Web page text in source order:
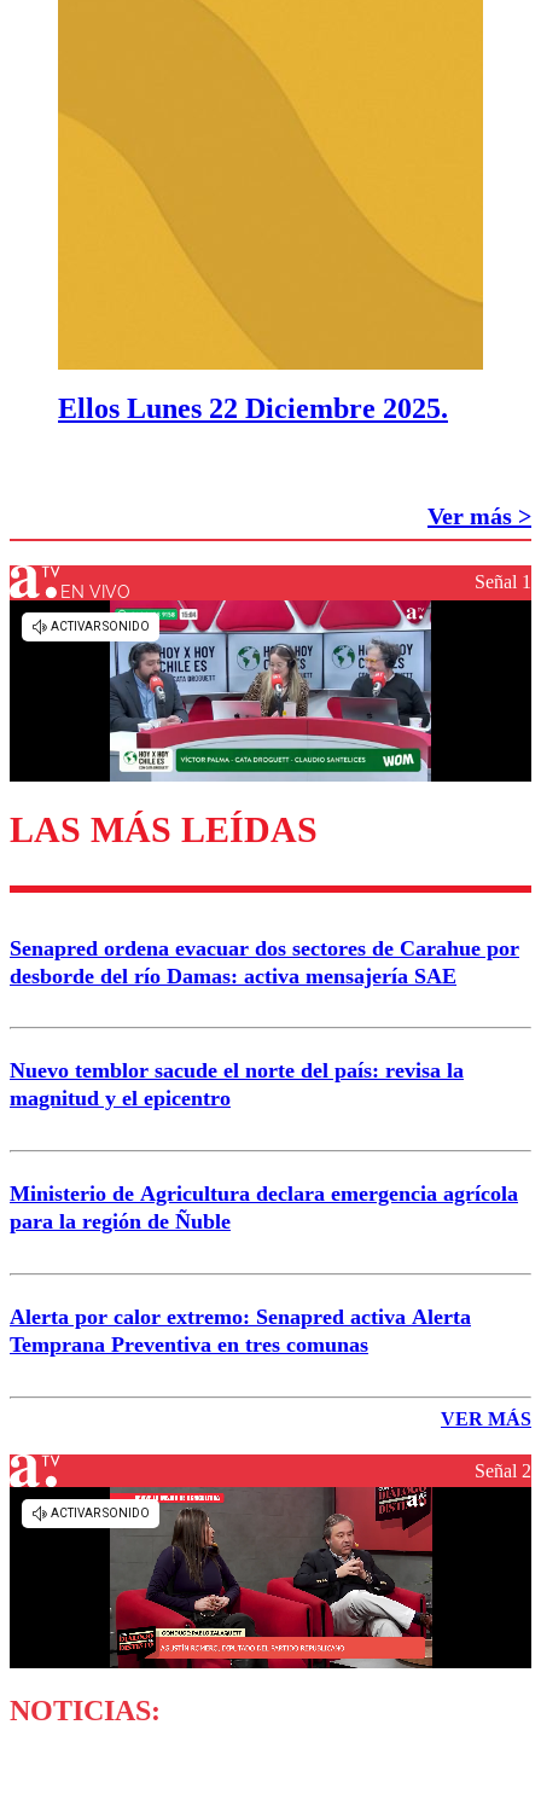
Ellos Lunes 22 Diciembre 2025.
Ver más >
EN VIVO Señal 1
LAS MÁS LEÍDAS
Senapred ordena evacuar dos sectores de Carahue por
desborde del río Damas: activa mensajería SAE
Nuevo temblor sacude el norte del país: revisa la
magnitud y el epicentro
Ministerio de Agricultura declara emergencia agrícola
para la región de Ñuble
Alerta por calor extremo: Senapred activa Alerta
Temprana Preventiva en tres comunas
VER MÁS
Señal 2
NOTICIAS: